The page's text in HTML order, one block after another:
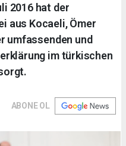
2016 hat der
aus Kocaeli, Ömer
umfassenden und
im türkischen
ABONE OL